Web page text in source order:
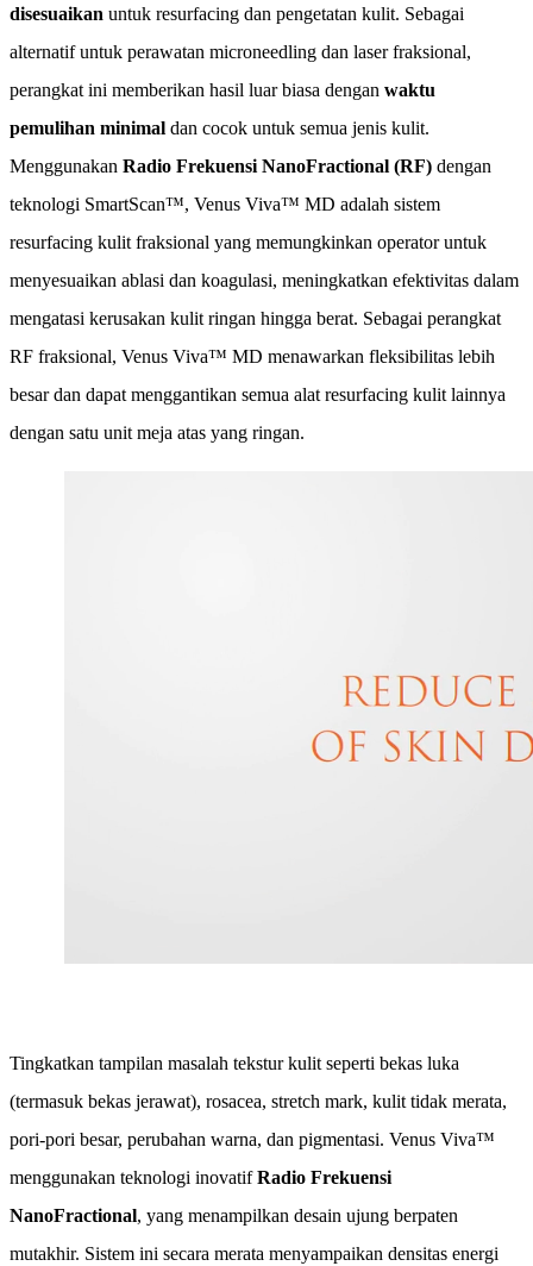
disesuaikan untuk resurfacing dan pengetatan kulit. Sebagai
alternatif untuk perawatan microneedling dan laser fraksional,
perangkat ini memberikan hasil luar biasa dengan waktu
pemulihan minimal dan cocok untuk semua jenis kulit.
Menggunakan Radio Frekuensi NanoFractional (RF) dengan
teknologi SmartScan™, Venus Viva™ MD adalah sistem
resurfacing kulit fraksional yang memungkinkan operator untuk
menyesuaikan ablasi dan koagulasi, meningkatkan efektivitas dalam
mengatasi kerusakan kulit ringan hingga berat. Sebagai perangkat
RF fraksional, Venus Viva™ MD menawarkan fleksibilitas lebih
besar dan dapat menggantikan semua alat resurfacing kulit lainnya
dengan satu unit meja atas yang ringan.
Tingkatkan tampilan masalah tekstur kulit seperti bekas luka
(termasuk bekas jerawat), rosacea, stretch mark, kulit tidak merata,
pori-pori besar, perubahan warna, dan pigmentasi. Venus Viva™
menggunakan teknologi inovatifRadio Frekuensi
NanoFractional, yang menampilkan desain ujung berpaten
mutakhir. Sistem ini secara merata menyampaikan densitas energi